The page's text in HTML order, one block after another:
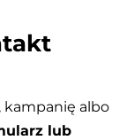
kampanię albo
lub